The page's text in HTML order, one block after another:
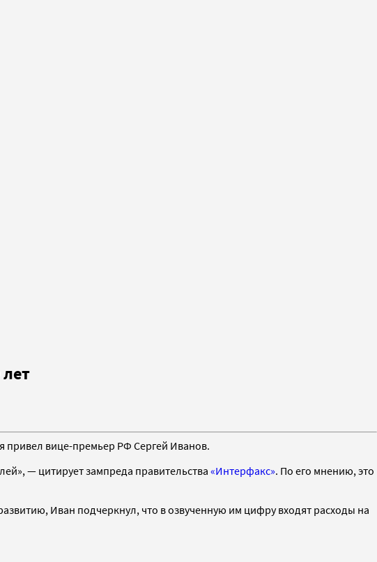
привел вице-премьер РФ Сергей Иванов.
— цитирует зампреда правительства «Интерфакс». По его мнению, это
Иван подчеркнул, что в озвученную им цифру входят расходы на